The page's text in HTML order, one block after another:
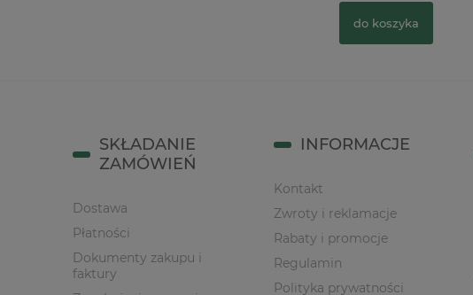
do koszyka
SKŁADANIE
ZAMÓWIEŃ
Dostawa
Płatności
Dokumenty zakupu i
faktury
INFORMACJE
Kontakt
Zwroty i reklamacje
Rabaty i promocje
Regulamin
Polityka prywatności